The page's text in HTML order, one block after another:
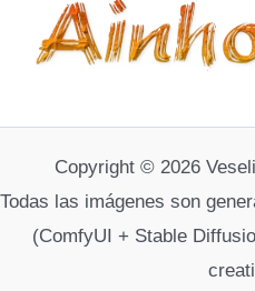
Copyright © 2026
Todas las imágenes son
(ComfyUI + Stable